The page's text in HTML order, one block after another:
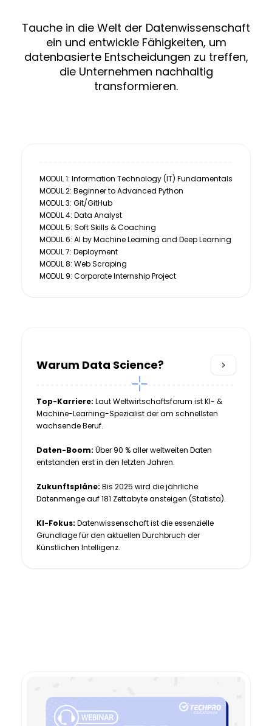
Tauche in die Welt der Datenwissenschaft
ein und entwickle Fähigkeiten, um
datenbasierte Entscheidungen zu treffen,
die Unternehmen nachhaltig
transformieren.
MODUL 1: Information Technology (IT) Fundamentals
MODUL 2: Beginner to Advanced Python
MODUL 3: Git/GitHub
MODUL 4: Data Analyst
MODUL 5: Soft Skills & Coaching
MODUL 6: Al by Machine Learning and Deep Learning
MODUL 7: Deployment
MODUL 8: Web Scraping
MODUL 9: Corporate Internship Project
Warum Data Science?
Top-Karriere: Laut Weltwirtschaftsforum ist KI- &
Machine-Learning-Spezialist der am schnellsten
wachsende Beruf.
Daten-Boom: Über 90 % aller weltweiten Daten
entstanden erst in den letzten Jahren.
Zukunftspläne: Bis 2025 wird die jährliche
Datenmenge auf 181 Zettabyte ansteigen (Statista).
KI-Fokus: Datenwissenschaft ist die essenzielle
Grundlage für den aktuellen Durchbruch der
Künstlichen Intelligenz.